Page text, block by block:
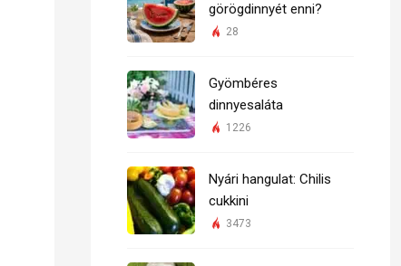
görögdinnyét enni?
28
Gyömbéres
dinnyesaláta
1226
Nyári hangulat: Chilis
cukkini
3473